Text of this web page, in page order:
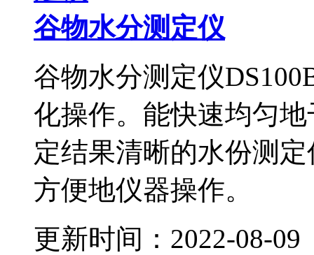
谷物水分测定仪
谷物水分测定仪
化操作。能快速均匀
定结果清晰的水份测定信
方便地仪器操作。
更新时间：2022-08-